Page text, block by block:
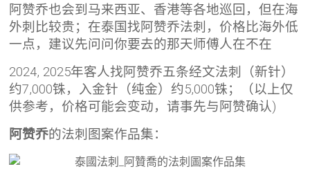
阿赞乔也会到马来西亚、香港等各地巡回，但在海
外刺比较贵；在泰国找阿赞乔法刺，价格比海外低
一点，建议先问问你要去的那天师傅人在不在
2024, 2025年客人找阿赞乔五条经文法刺（新针）
约7,000铢，入金针（纯金）约5,000铢；（以上仅
供参考，价格可能会变动，请事先与阿赞确认)
阿赞乔的法刺图案作品集：